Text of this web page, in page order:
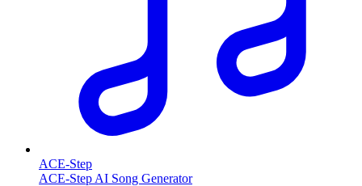
ACE-Step
ACE-Step AI Song Generator